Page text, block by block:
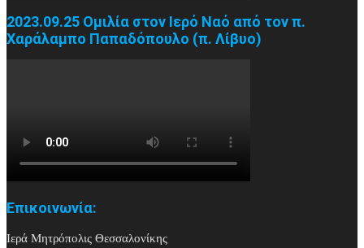
2023.09.25 Ομιλία στον Ιερό Ναό από τον π.
Χαράλαμπο Παπαδόπουλο (π. Λίβυο)
Επικοινωνία:
Ιερά Μητρόπολις Θεσσαλονίκης